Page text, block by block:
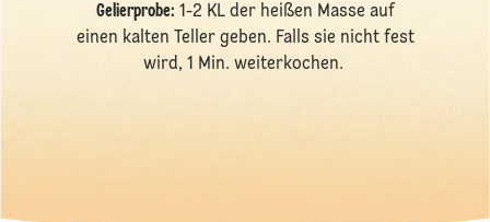
Gelierprobe: 1-2 KL der heißen Masse auf
einen kalten Teller geben. Falls sie nicht fest
wird, 1 Min. weiterkochen.